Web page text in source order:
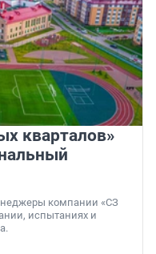
кварталов»
компании «СЗ
испытаниях и